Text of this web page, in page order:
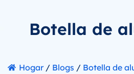
Botella de
Hogar/ Blogs / Botella de